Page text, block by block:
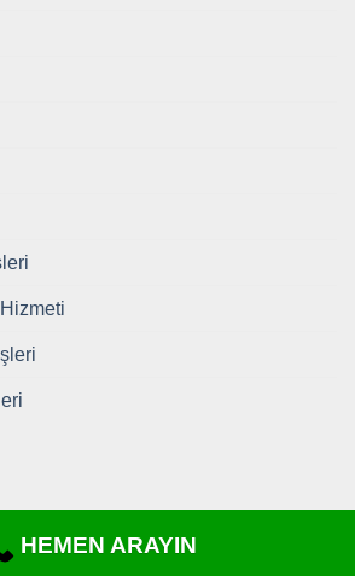
https://www.tadilatdekorizmir.com/
HEMEN ARAYIN